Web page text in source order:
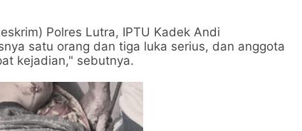
Polres Lutra, IPTU Kadek Andi
satu orang dan tiga luka serius, dan anggota
kejadian," sebutnya.